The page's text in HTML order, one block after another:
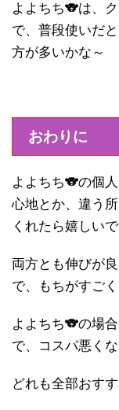
よよちち🐨は、
で、普段使いだ
方が多いかな～
おわりに
よよちち🐨の個
心地とか、違う
くれたら嬉しい
両方とも伸びが
で、もちがすごく
よよちち🐨の場
で、コスパ悪く
どれも全部おす